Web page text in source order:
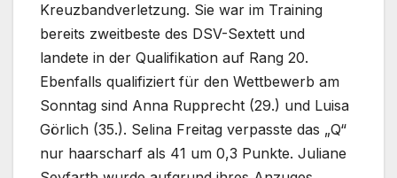
Kreuzbandverletzung. Sie war im Training
bereits zweitbeste des DSV-Sextett und
landete in der Qualifikation auf Rang 20.
Ebenfalls qualifiziert für den Wettbewerb am
Sonntag sind Anna Rupprecht (29.) und Luisa
Görlich (35.). Selina Freitag verpasste das „Q“
nur haarscharf als 41 um 0,3 Punkte. Juliane